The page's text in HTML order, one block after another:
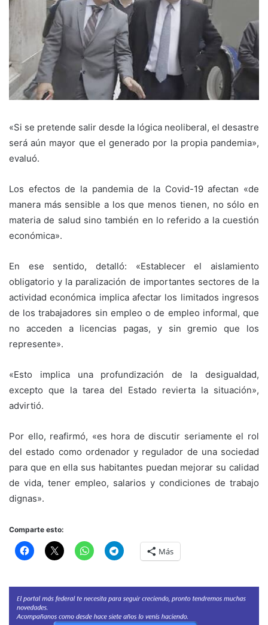
«Si se pretende salir desde la lógica neoliberal, el desastre
será aún mayor que el generado por la propia pandemia»,
evaluó.
Los efectos de la pandemia de la Covid-19 afectan «de
manera más sensible a los que menos tienen, no sólo en
materia de salud sino también en lo referido a la cuestión
económica».
En ese sentido, detalló: «Establecer el aislamiento
obligatorio y la paralización de importantes sectores de la
actividad económica implica afectar los limitados ingresos
de los trabajadores sin empleo o de empleo informal, que
no acceden a licencias pagas, y sin gremio que los
represente».
«Esto implica una profundización de la desigualdad,
excepto que la tarea del Estado revierta la situación»,
advirtió.
Por ello, reafirmó, «es hora de discutir seriamente el rol
del estado como ordenador y regulador de una sociedad
para que en ella sus habitantes puedan mejorar su calidad
de vida, tener empleo, salarios y condiciones de trabajo
dignas».
Comparte esto:
Más